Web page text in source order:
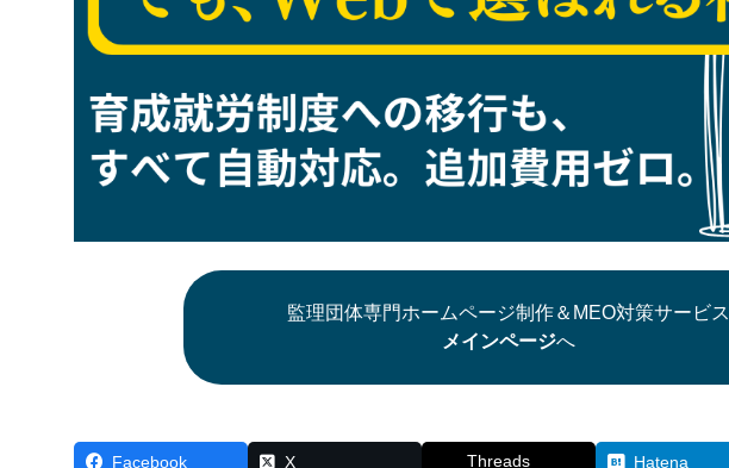
監理団体専門ホームページ制作＆MEO対策サービス
メインページへ
Facebook X Threads Hatena